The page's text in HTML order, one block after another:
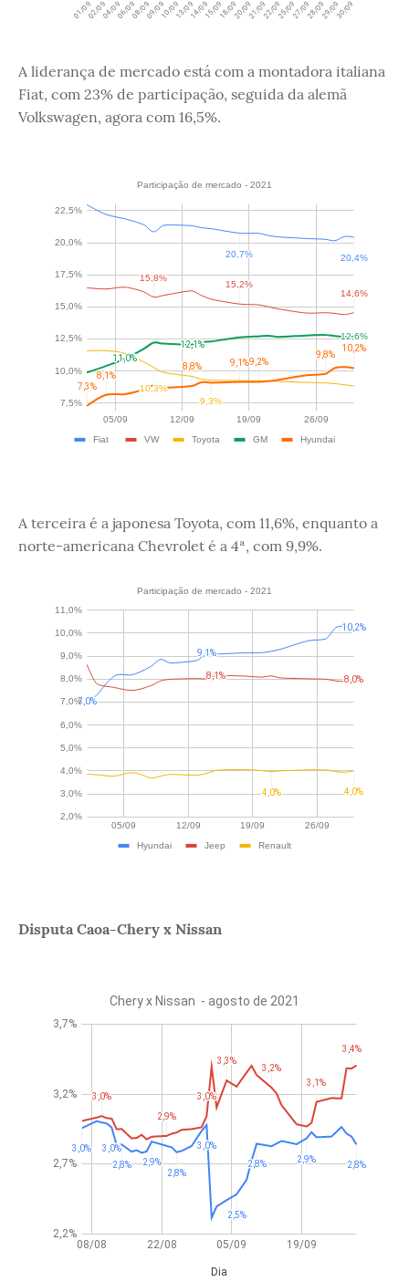
A liderança de mercado está com a montadora italiana
Fiat, com 23% de participação, seguida da alemã
Volkswagen, agora com 16,5%.
A terceira é a japonesa Toyota, com 11,6%, enquanto a
norte-americana Chevrolet é a 4ª, com 9,9%.
Disputa Caoa-Chery x Nissan